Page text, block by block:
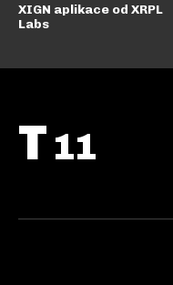
XIGN aplikace od XRPL
Labs
T 11